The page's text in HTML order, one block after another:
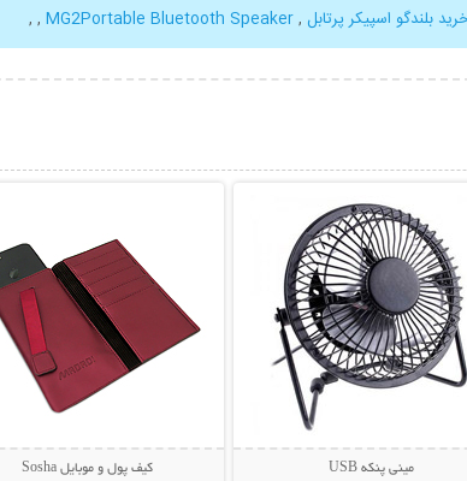
بلندگو اسپیکر پرتابل ,
MG2Portable Bluetooth Speaker
,
,
مینی پنکه USB کیف پول و موبایل Sosha